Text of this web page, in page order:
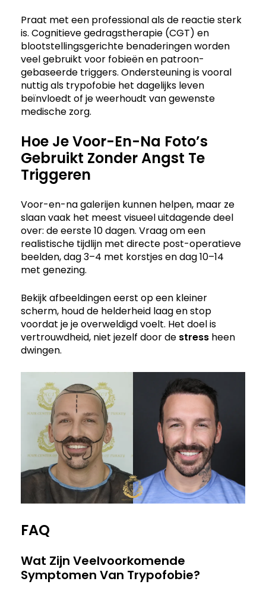
Praat met een professional als de reactie sterk
is. Cognitieve gedragstherapie (CGT) en
blootstellingsgerichte benaderingen worden
veel gebruikt voor fobieën en patroon-
gebaseerde triggers. Ondersteuning is vooral
nuttig als trypofobie het dagelijks leven
beïnvloedt of je weerhoudt van gewenste
medische zorg.
Hoe Je Voor-En-Na Foto’s
Gebruikt Zonder Angst Te
Triggeren
Voor-en-na galerijen kunnen helpen, maar ze
slaan vaak het meest visueel uitdagende deel
over: de eerste 10 dagen. Vraag om een
realistische tijdlijn met directe post-operatieve
beelden, dag 3–4 met korstjes en dag 10–14
met genezing.
Bekijk afbeeldingen eerst op een kleiner
scherm, houd de helderheid laag en stop
voordat je je overweldigd voelt. Het doel is
vertrouwdheid, niet jezelf door de stress heen
dwingen.
FAQ
Wat Zijn Veelvoorkomende
Symptomen Van Trypofobie?